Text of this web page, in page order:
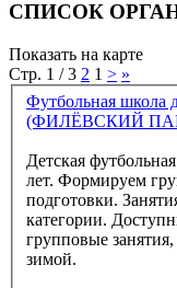
СПИСОК
Показать на карте
Стр. 1 / 3 2 1 > »
Футбольная школа
(ФИЛЁВСКИЙ
Детская
лет. Формируем
подготовки.
категории.
групповые
зимой.